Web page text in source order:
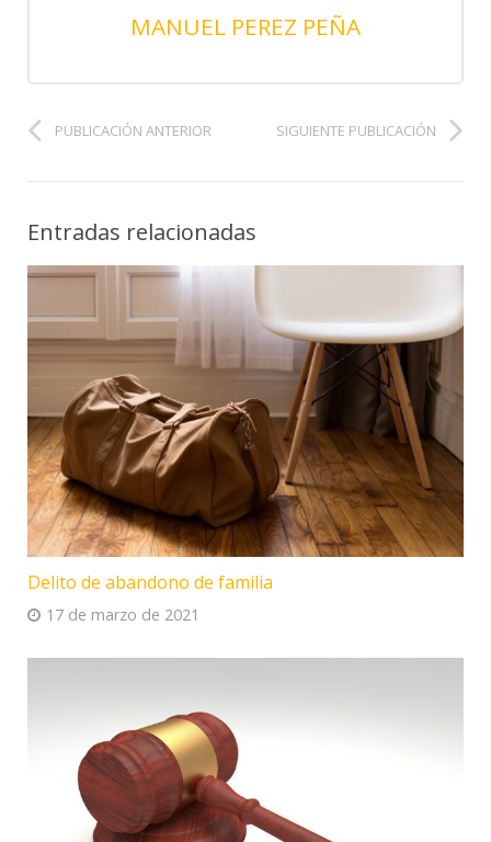
MANUEL PEREZ PEÑA
PUBLICACIÓN ANTERIOR SIGUIENTE PUBLICACIÓN
Entradas relacionadas
Delito de abandono de familia
17 de marzo de 2021